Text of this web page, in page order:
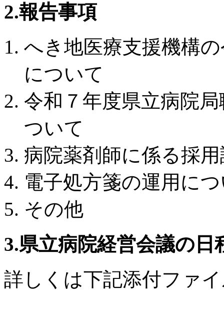
2.報告事項
へき地医療支援機構
について
令和７年度県立病院
ついて
病院薬剤師に係る採
電子処方箋の運用に
その他
3.県立病院経営会議の日
詳しくは下記添付ファ